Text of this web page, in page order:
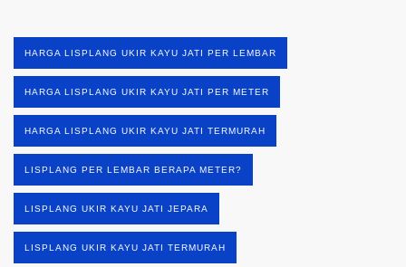
HARGA LISPLANG UKIR KAYU JATI PER LEMBAR
HARGA LISPLANG UKIR KAYU JATI PER METER
HARGA LISPLANG UKIR KAYU JATI TERMURAH
LISPLANG PER LEMBAR BERAPA METER?
LISPLANG UKIR KAYU JATI JEPARA
LISPLANG UKIR KAYU JATI TERMURAH